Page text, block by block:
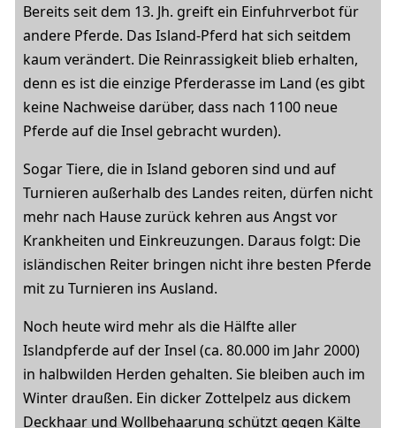
Bereits seit dem 13. Jh. greift ein Einfuhrverbot für
andere Pferde. Das Island-Pferd hat sich seitdem
kaum verändert. Die Reinrassigkeit blieb erhalten,
denn es ist die einzige Pferderasse im Land (es gibt
keine Nachweise darüber, dass nach 1100 neue
Pferde auf die Insel gebracht wurden).
Sogar Tiere, die in Island geboren sind und auf
Turnieren außerhalb des Landes reiten, dürfen nicht
mehr nach Hause zurück kehren aus Angst vor
Krankheiten und Einkreuzungen. Daraus folgt: Die
isländischen Reiter bringen nicht ihre besten Pferde
mit zu Turnieren ins Ausland.
Noch heute wird mehr als die Hälfte aller
Islandpferde auf der Insel (ca. 80.000 im Jahr 2000)
in halbwilden Herden gehalten. Sie bleiben auch im
Winter draußen. Ein dicker Zottelpelz aus dickem
Deckhaar und Wollbehaarung schützt gegen Kälte